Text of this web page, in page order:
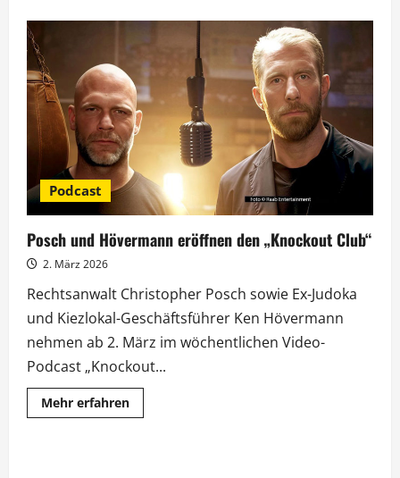
feiert
Jubiläum
mit
Steffen
Henssler
Podcast
Posch und Hövermann eröffnen den „Knockout Club“
2. März 2026
Rechtsanwalt Christopher Posch sowie Ex-Judoka
und Kiezlokal-Geschäftsführer Ken Hövermann
nehmen ab 2. März im wöchentlichen Video-
Podcast „Knockout...
Mehr erfahrenMehr
Informationen